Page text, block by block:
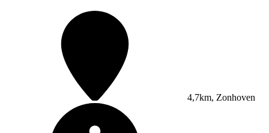
4,7km, Zonhoven